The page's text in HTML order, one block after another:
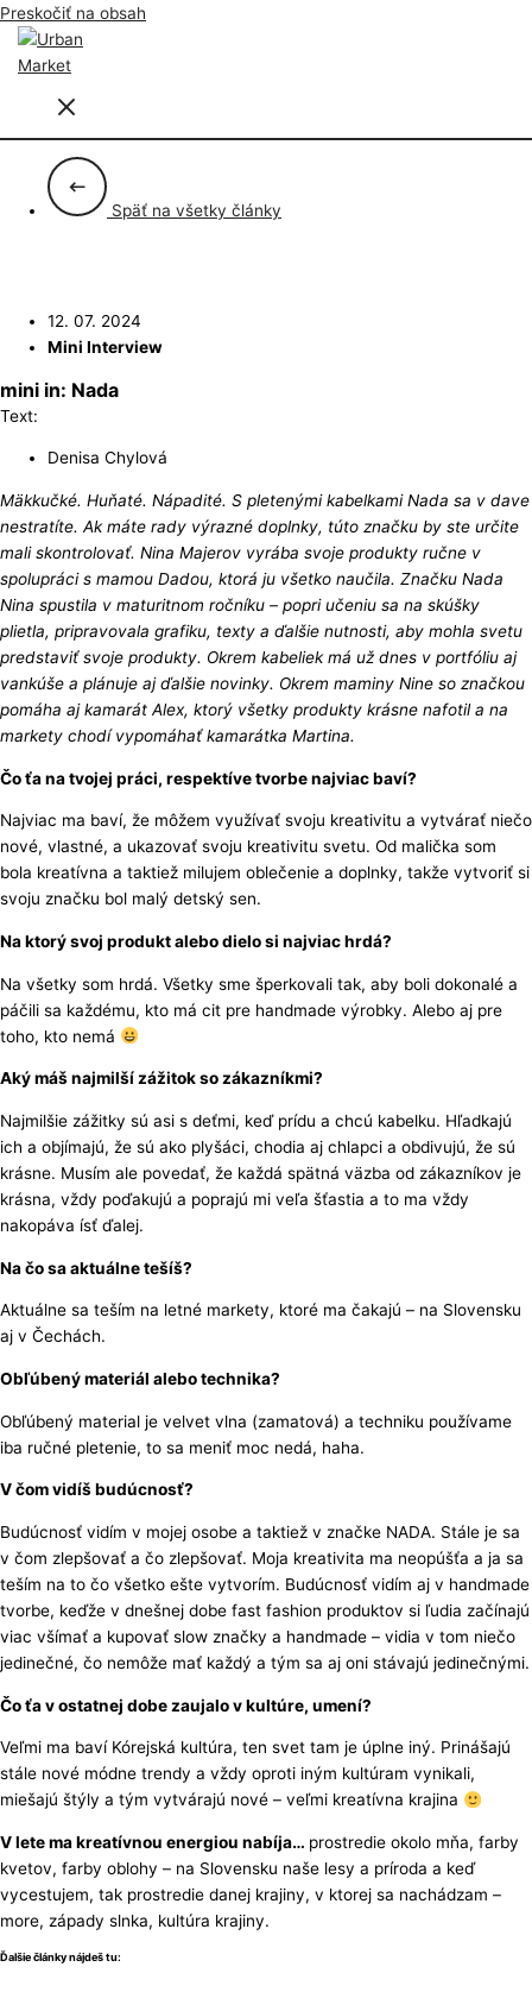
Preskočiť na obsah
Späť na všetky články
12. 07. 2024
Mini Interview
mini in: Nada
Text:
Denisa Chylová
Mäkkučké. Huňaté. Nápadité. S pletenými kabelkami Nada sa v dave
nestratíte. Ak máte rady výrazné doplnky, túto značku by ste určite
mali skontrolovať. Nina Majerov vyrába svoje produkty ručne v
spolupráci s mamou Dadou, ktorá ju všetko naučila. Značku Nada
Nina spustila v maturitnom ročníku – popri učeniu sa na skúšky
plietla, pripravovala grafiku, texty a ďalšie nutnosti, aby mohla svetu
predstaviť svoje produkty. Okrem kabeliek má už dnes v portfóliu aj
vankúše a plánuje aj ďalšie novinky. Okrem maminy Nine so značkou
pomáha aj kamarát Alex, ktorý všetky produkty krásne nafotil a na
markety chodí vypomáhať kamarátka Martina.
Čo ťa na tvojej práci, respektíve tvorbe najviac baví?
Najviac ma baví, že môžem využívať svoju kreativitu a vytvárať niečo
nové, vlastné, a ukazovať svoju kreativitu svetu. Od malička som
bola kreatívna a taktiež milujem oblečenie a doplnky, takže vytvoriť si
svoju značku bol malý detský sen.
Na ktorý svoj produkt alebo dielo si najviac hrdá?
Na všetky som hrdá. Všetky sme šperkovali tak, aby boli dokonalé a
páčili sa každému, kto má cit pre handmade výrobky. Alebo aj pre
toho, kto nemá
Aký máš najmilší zážitok so zákazníkmi?
Najmilšie zážitky sú asi s deťmi, keď prídu a chcú kabelku. Hľadkajú
ich a objímajú, že sú ako plyšáci, chodia aj chlapci a obdivujú, že sú
krásne. Musím ale povedať, že každá spätná väzba od zákazníkov je
krásna, vždy poďakujú a poprajú mi veľa šťastia a to ma vždy
nakopáva ísť ďalej.
Na čo sa aktuálne tešíš?
Aktuálne sa teším na letné markety, ktoré ma čakajú – na Slovensku
aj v Čechách.
Obľúbený materiál alebo technika?
Obľúbený material je velvet vlna (zamatová) a techniku používame
iba ručné pletenie, to sa meniť moc nedá, haha.
V čom vidíš budúcnosť?
Budúcnosť vidím v mojej osobe a taktiež v značke NADA. Stále je sa
v čom zlepšovať a čo zlepšovať. Moja kreativita ma neopúšťa a ja sa
teším na to čo všetko ešte vytvorím. Budúcnosť vidím aj v handmade
tvorbe, keďže v dnešnej dobe fast fashion produktov si ľudia začínajú
viac všímať a kupovať slow značky a handmade – vidia v tom niečo
jedinečné, čo nemôže mať každý a tým sa aj oni stávajú jedinečnými.
Čo ťa v ostatnej dobe zaujalo v kultúre, umení?
Veľmi ma baví Kórejská kultúra, ten svet tam je úplne iný. Prinášajú
stále nové módne trendy a vždy oproti iným kultúram vynikali,
miešajú štýly a tým vytvárajú nové – veľmi kreatívna krajina
V lete ma kreatívnou energiou nabíja… prostredie okolo mňa, farby
kvetov, farby oblohy – na Slovensku naše lesy a príroda a keď
vycestujem, tak prostredie danej krajiny, v ktorej sa nachádzam –
more, západy slnka, kultúra krajiny.
Ďalšie články nájdeš tu: